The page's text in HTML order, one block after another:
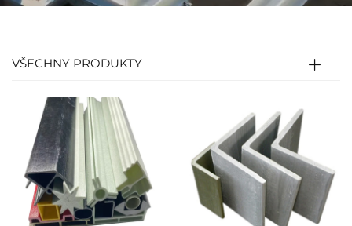
VŠECHNY PRODUKTY